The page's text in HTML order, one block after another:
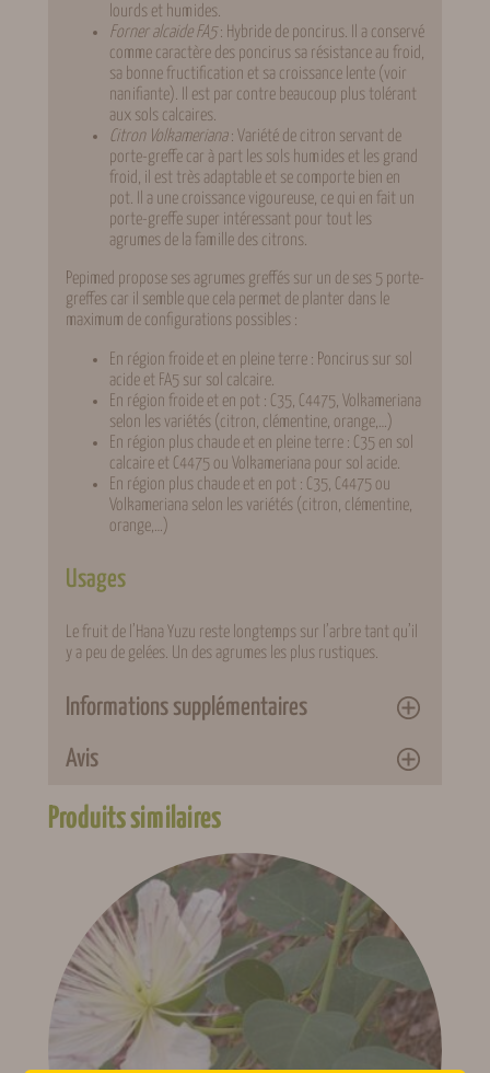
lourds et humides.
Forner alcaide FA5: Hybride de poncirus. Il a conservé
comme caractère des poncirus sa résistance au froid,
sa bonne fructification et sa croissance lente (voir
nanifiante). Il est par contre beaucoup plus tolérant
aux sols calcaires.
Citron Volkameriana: Variété de citron servant de
porte-greffe car à part les sols humides et les grand
froid, il est très adaptable et se comporte bien en
pot. Il a une croissance vigoureuse, ce qui en fait un
porte-greffe super intéressant pour tout les
agrumes de la famille des citrons.
Pepimed propose ses agrumes greffés sur un de ses 5 porte-
greffes car il semble que cela permet de planter dans le
maximum de configurations possibles :
En région froide et en pleine terre : Poncirus sur sol
acide et FA5 sur sol calcaire.
En région froide et en pot : C35, C4475, Volkameriana
selon les variétés (citron, clémentine, orange,…)
En région plus chaude et en pleine terre : C35 en sol
calcaire et C4475 ou Volkameriana pour sol acide.
En région plus chaude et en pot : C35, C4475 ou
Volkameriana selon les variétés (citron, clémentine,
orange,…)
Usages
Le fruit de l’Hana Yuzu reste longtemps sur l’arbre tant qu’il
y a peu de gelées. Un des agrumes les plus rustiques.
Informations supplémentaires
Conditionnement
Ensoleillement Héliophile
Fécondation Autofertile
Persistant
Avis
0 avis pour Hanayuzu
Il n’y a pas encore d’avis. Seuls les clients connectés ayant
acheté ce produit ont la possibilité de laisser un avis.Se
connecter
Produits similaires